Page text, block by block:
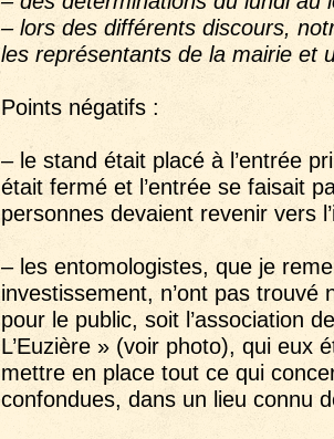
– lors des différents discours,
les représentants de la mairie et
Points négatifs :
– le stand était placé à l’entrée
était fermé et l’entrée se faisait
personnes devaient revenir vers
– les entomologistes, que je
investissement, n’ont pas
pour le public, soit l’association
L’Euzière » (voir photo), qui
mettre en place tout ce qui
confondues, dans un lieu connu